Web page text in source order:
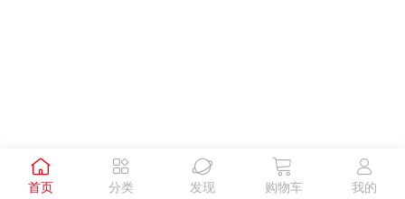

首页

分类

发现

购物车

我的